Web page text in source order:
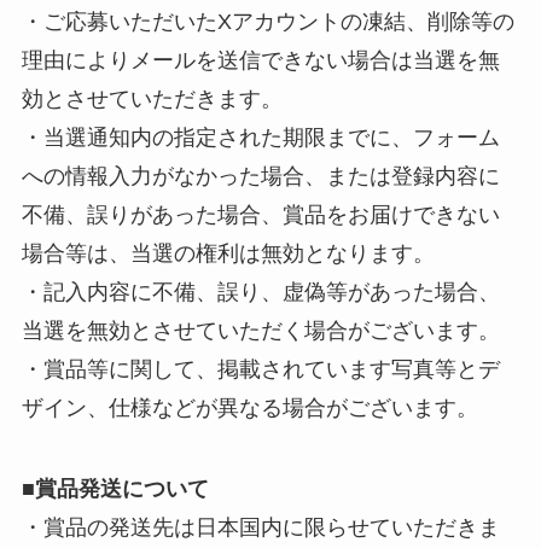
・ご応募いただいたXアカウントの凍結、削除等の
理由によりメールを送信できない場合は当選を無
効とさせていただきます。
・当選通知内の指定された期限までに、フォーム
への情報入力がなかった場合、または登録内容に
不備、誤りがあった場合、賞品をお届けできない
場合等は、当選の権利は無効となります。
・記入内容に不備、誤り、虚偽等があった場合、
当選を無効とさせていただく場合がございます。
・賞品等に関して、掲載されています写真等とデ
ザイン、仕様などが異なる場合がございます。
■賞品発送について
・賞品の発送先は日本国内に限らせていただきま